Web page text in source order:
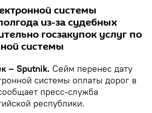
системы
из-за судебных
госзакупок услуг по
системы
– Sputnik. Сейм перенес дату
системы оплаты дорог в
пресс-служба
республики.